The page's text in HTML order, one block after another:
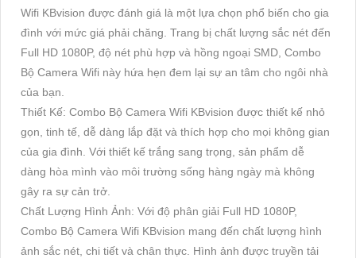
Wifi KBvision được đánh giá là một lựa chọn phổ biến cho gia
đình với mức giá phải chăng. Trang bị chất lượng sắc nét đến
Full HD 1080P, độ nét phù hợp và hồng ngoại SMD, Combo
Bộ Camera Wifi này hứa hẹn đem lại sự an tâm cho ngôi nhà
của bạn.
Thiết Kế: Combo Bộ Camera Wifi KBvision được thiết kế nhỏ
gọn, tinh tế, dễ dàng lắp đặt và thích hợp cho mọi không gian
của gia đình. Với thiết kế trắng sang trọng, sản phẩm dễ
dàng hòa mình vào môi trường sống hàng ngày mà không
gây ra sự cản trở.
Chất Lượng Hình Ảnh: Với độ phân giải Full HD 1080P,
Combo Bộ Camera Wifi KBvision mang đến chất lượng hình
ảnh sắc nét, chi tiết và chân thực. Hình ảnh được truyền tải